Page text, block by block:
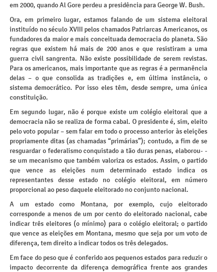
em 2000, quando Al Gore perdeu a presidência para George W. Bush.
Ora, em primeiro lugar, estamos falando de um sistema eleitoral
instituído no século XVIII pelos chamados Patriarcas Americanos, os
fundadores da maior e mais conceituada democracia do planeta. São
regras que existem há mais de 200 anos e que resistiram a uma
guerra civil sangrenta. Não existe possibilidade de serem revistas.
Para os americanos, mais importante que as regras é a permanência
delas – o que consolida as tradições e, em última instância, o
sistema democrático. Por isso eles têm, desde sempre, uma única
constituição.
Em segundo lugar, não é porque existe um colégio eleitoral que a
democracia não se realiza de forma cabal. O presidente é, sim, eleito
pelo voto popular – sem falar em todo o processo anterior às eleições
propriamente ditas (as chamadas “primárias”); contudo, a fim de se
resguardar o federalismo conquistado a tão duras penas, elaborou- -
se um mecanismo que também valoriza os estados. Assim, o partido
que vence as eleições num determinado estado indica os
representantes desse estado no colégio eleitoral, em número
proporcional ao peso daquele eleitorado no conjunto nacional.
A um estado como Montana, por exemplo, cujo eleitorado
corresponde a menos de um por cento do eleitorado nacional, cabe
indicar três eleitores (o mínimo) para o colégio eleitoral; o partido
que vence as eleições em Montana, mesmo que seja por um voto de
diferença, tem direito a indicar todos os três delegados.
Em face do peso que é conferido aos pequenos estados para reduzir o
impacto decorrente da diferença demográfica frente aos grandes